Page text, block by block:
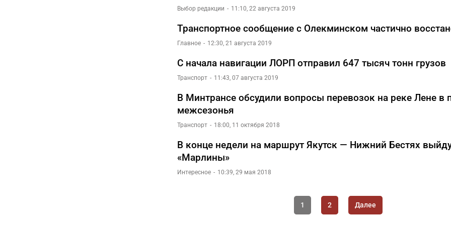
Выбор редакции 11:10, 22 августа 2019
Транспортное сообщение с Олекминском частично
Главное 12:30, 21 августа 2019
С начала навигации ЛОРП отправил 647 тысяч тонн грузов
Транспорт 11:43, 07 августа 2019
В Минтрансе обсудили вопросы перевозок на реке Лене в
межсезонья
Транспорт 18:00, 11 октября 2018
В конце недели на маршрут Якутск — Нижний Бестях
«Марлины»
Интересное 10:39, 29 мая 2018
1 2 Далее